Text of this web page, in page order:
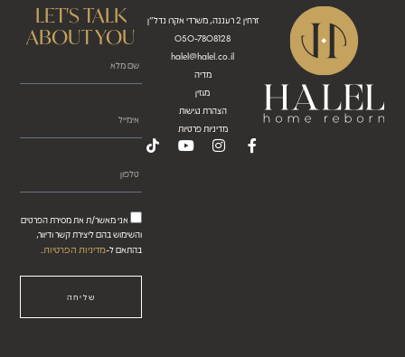
זרחין 2 רעננה, משרדי אקרו נדל"ן
050-7808128
halel@halel.co.il
מדיה
מגזין
הצהרת נגישות
מדיניות פרטיות
LET'S TALK
ABOUT YOU
אני מאשר/ת את מסירת הפרטים
והשימוש בהם ליצירת קשר ודיוור,
בהתאם ל-מדיניות הפרטיות.
שליחה